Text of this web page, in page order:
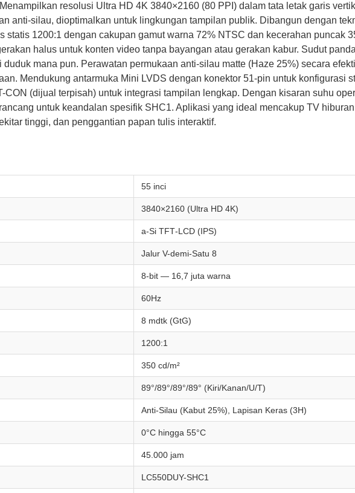
resolusi Ultra HD 4K 3840×2160 (80 PPI) dalam tata letak garis
anti-silau, dioptimalkan untuk lingkungan tampilan publik. Dibangun dengan
statis 1200:1 dengan cakupan gamut warna 72% NTSC dan kecerahan puncak
halus untuk konten video tanpa bayangan atau gerakan kabur. Sudut
mana pun. Perawatan permukaan anti-silau matte (Haze 25%) secara
Mendukung antarmuka Mini LVDS dengan konektor 51-pin untuk konfigurasi
CON (dijual terpisah) untuk integrasi tampilan lengkap. Dengan kisaran suhu
untuk keandalan spesifik SHC1. Aplikasi yang ideal mencakup TV
tinggi, dan penggantian papan tulis interaktif.
55 inci
3840×2160 (Ultra HD 4K)
a‑Si TFT‑LCD (IPS)
Jalur V-demi-Satu 8
8-bit — 16,7 juta warna
60Hz
8 mdtk (GtG)
1200:1
350 cd/m²
89°/89°/89°/89° (Kiri/Kanan/U/T)
Anti-Silau (Kabut 25%), Lapisan Keras (3H)
0°C hingga 55°C
45.000 jam
LC550DUY-SHC1